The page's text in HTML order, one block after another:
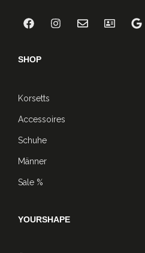
SHOP
Korsetts
Accessoires
Schuhe
Männer
Sale %
YOURSHAPE